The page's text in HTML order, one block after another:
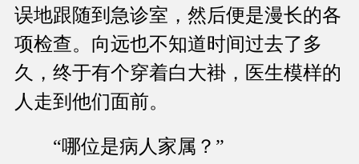
误地跟随到急诊室，然后便是漫长的各
项检查。向远也不知道时间过去了多
久，终于有个穿着白大褂，医生模样的
人走到他们面前。
“哪位是病人家属？”